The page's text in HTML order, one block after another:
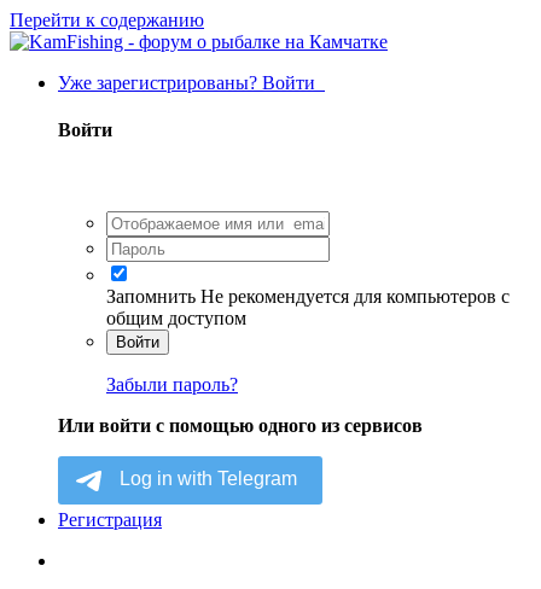
Перейти к содержанию
Уже зарегистрированы? Войти
Войти
Запомнить Не рекомендуется для компьютеров с
общим доступом
Войти
Забыли пароль?
Или войти с помощью одного из сервисов
Регистрация